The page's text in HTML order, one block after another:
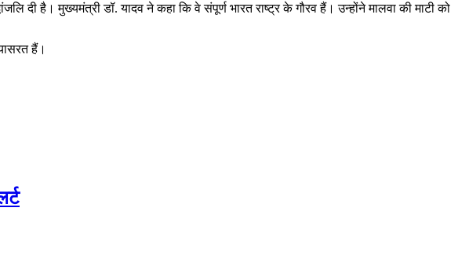
दी है। मुख्यमंत्री डॉ. यादव ने कहा कि वे संपूर्ण भारत राष्ट्र के गौरव हैं। उन्होंने मालवा की माटी को
हैं।